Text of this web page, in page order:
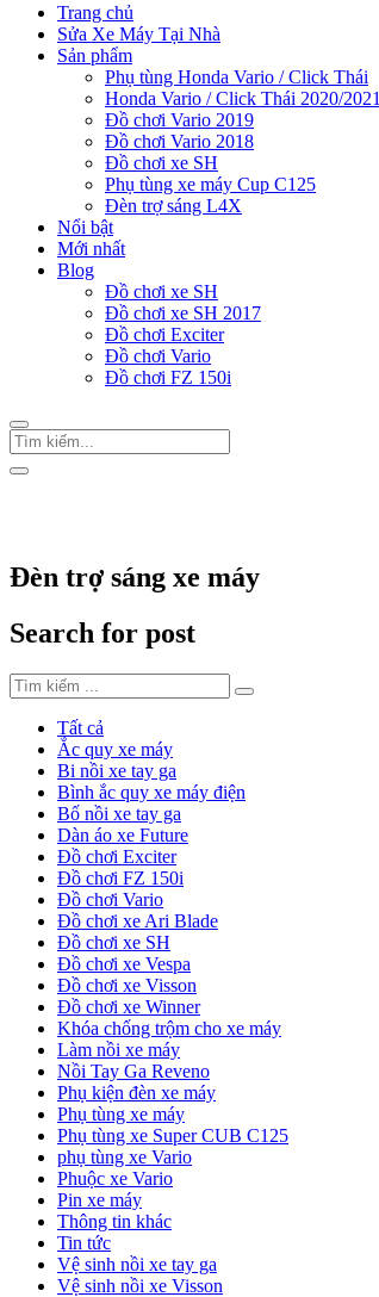
Trang chủ
Sửa Xe Máy Tại Nhà
Sản phẩm
Phụ tùng Honda Vario / Click Thái
Honda Vario / Click Thái 2020/2021
Đồ chơi Vario 2019
Đồ chơi Vario 2018
Đồ chơi xe SH
Phụ tùng xe máy Cup C125
Đèn trợ sáng L4X
Nổi bật
Mới nhất
Blog
Đồ chơi xe SH
Đồ chơi xe SH 2017
Đồ chơi Exciter
Đồ chơi Vario
Đồ chơi FZ 150i
Đèn trợ sáng xe máy
Search for post
Tất cả
Ắc quy xe máy
Bi nồi xe tay ga
Bình ắc quy xe máy điện
Bố nồi xe tay ga
Dàn áo xe Future
Đồ chơi Exciter
Đồ chơi FZ 150i
Đồ chơi Vario
Đồ chơi xe Ari Blade
Đồ chơi xe SH
Đồ chơi xe Vespa
Đồ chơi xe Visson
Đồ chơi xe Winner
Khóa chống trộm cho xe máy
Làm nồi xe máy
Nồi Tay Ga Reveno
Phụ kiện đèn xe máy
Phụ tùng xe máy
Phụ tùng xe Super CUB C125
phụ tùng xe Vario
Phuộc xe Vario
Pin xe máy
Thông tin khác
Tin tức
Vệ sinh nồi xe tay ga
Vệ sinh nồi xe Visson